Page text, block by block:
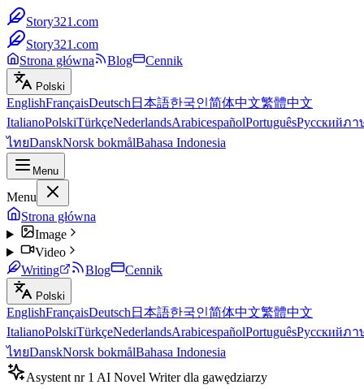
Story321.com
Story321.com
Strona główna
Blog Cennik
Polski
EnglishFrançaisDeutsch 日本語한국인简体中文繁體中文
ItalianoPolskiTürkçeNederlandsArabicespañolPortuguêsРусскийภา
ไทยDanskNorsk bokmålBahasa Indonesia
Menu
Menu
Strona główna
Image
Video
Writing
Blog Cennik
Polski
EnglishFrançaisDeutsch 日本語한국인简体中文繁體中文
ItalianoPolskiTürkçeNederlandsArabicespañolPortuguêsРусскийภา
ไทยDanskNorsk bokmålBahasa Indonesia
Asystent nr 1 AI Novel Writer dla gawędziarzy